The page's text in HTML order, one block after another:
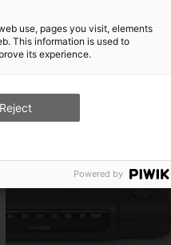
use, pages you visit, elements
This information is used to
its experience.
Reject
Powered by